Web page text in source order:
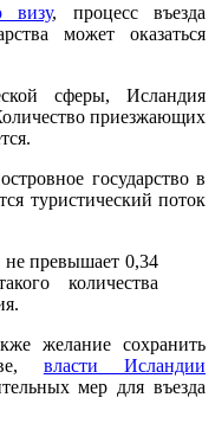
визу, процесс въезда
может оказаться
сферы, Исландия
приезжающих
государство в
туристический поток
не превышает 0,34
количества
желание сохранить
власти Исландии
мер для въезда